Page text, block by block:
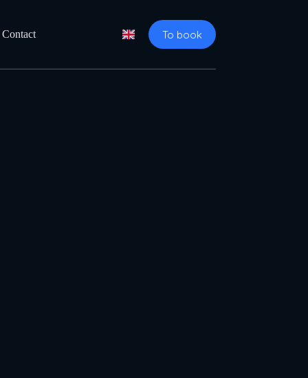
Contact To book